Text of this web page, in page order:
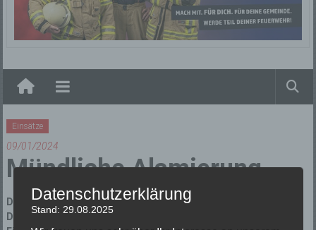
Feuerwehr
Elzach
Einsätze
09/01/2024
Mündliche Alamierung
Datum:09/01/2024 um 20:57 Uhr
Dauer:1 Stunde
Datenschutzerklärung
Stand: 29.08.2025